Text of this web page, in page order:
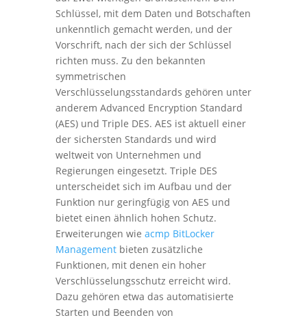
Schlüssel, mit dem Daten und Botschaften
unkenntlich gemacht werden, und der
Vorschrift, nach der sich der Schlüssel
richten muss. Zu den bekannten
symmetrischen
Verschlüsselungsstandards gehören unter
anderem Advanced Encryption Standard
(AES) und Triple DES. AES ist aktuell einer
der sichersten Standards und wird
weltweit von Unternehmen und
Regierungen eingesetzt. Triple DES
unterscheidet sich im Aufbau und der
Funktion nur geringfügig von AES und
bietet einen ähnlich hohen Schutz.
Erweiterungen wie acmp BitLocker
Managementbieten zusätzliche
Funktionen, mit denen ein hoher
Verschlüsselungsschutz erreicht wird.
Dazu gehören etwa das automatisierte
Starten und Beenden von